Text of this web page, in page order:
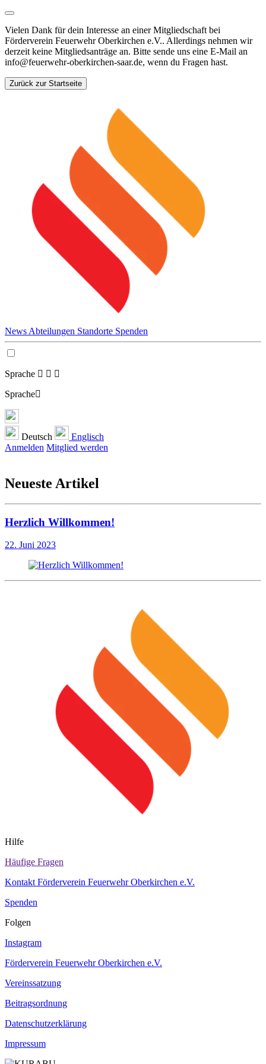
Vielen Dank für dein Interesse an einer Mitgliedschaft bei
Förderverein Feuerwehr Oberkirchen e.V.. Allerdings nehmen wir
derzeit keine Mitgliedsanträge an. Bitte sende uns eine E-Mail an
info@feuerwehr-oberkirchen-saar.de, wenn du Fragen hast.
Zurück zur Startseite
News Abteilungen Standorte Spenden
Sprache
Sprache
Deutsch
Englisch
Anmelden Mitglied werden
Neueste Artikel
Herzlich Willkommen!
22. Juni 2023
Hilfe
Häufige Fragen
Kontakt Förderverein Feuerwehr Oberkirchen e.V.
Spenden
Folgen
Instagram
Förderverein Feuerwehr Oberkirchen e.V.
Vereinssatzung
Beitragsordnung
Datenschutzerklärung
Impressum